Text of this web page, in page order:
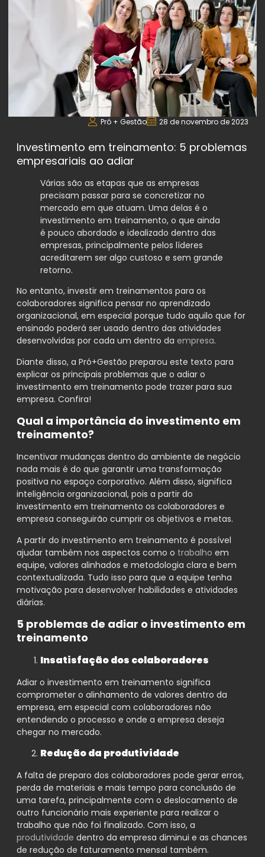
Pró + Gestão 28 de novembro de 2023
Investimento em treinamento: 5 problemas
empresariais ao adiar
Várias são as etapas que as empresas
precisam passar para se concretizar no
mercado em que atuam. Uma delas é o
investimento em treinamento, o que ainda
é pouco abordado e idealizado dentro das
empresas, principalmente pelos líderes
acreditarem ser algo custoso e sem grande
retorno.
No entanto, investir em treinamentos para os
colaboradores significa pensar no aprendizado
organizacional, em especial porque tudo aquilo que for
ensinado poderá ser usado dentro das atividades
desenvolvidas por cada um dentro da empresa.
Diante disso, a Pró+Gestão preparou este texto para
explicar os principais problemas que o adiar o
investimento em treinamento pode trazer para sua
empresa. Confira!
Qual a importância do investimento em
treinamento?
Incentivar mudanças dentro do ambiente de negócio
nada mais é do que garantir uma transformação
positiva no espaço corporativo. Além disso, significa
inteligência organizacional, pois a partir do
investimento em treinamento os colaboradores e
empresa conseguirão cumprir os objetivos e metas.
A partir do investimento em treinamento é possível
ajudar também nos aspectos como o trabalho em
equipe, valores alinhados e metodologia clara e bem
contextualizada. Tudo isso para que a equipe tenha
motivação para desenvolver habilidades e atividades
diárias.
5 problemas de adiar o investimento em
treinamento
Insatisfação dos colaboradores
Adiar o investimento em treinamento significa
comprometer o alinhamento de valores dentro da
empresa, em especial com colaboradores não
entendendo o processo e onde a empresa deseja
chegar no mercado.
Redução da produtividade
A falta de preparo dos colaboradores pode gerar erros,
perda de materiais e mais tempo para conclusão de
uma tarefa, principalmente com o deslocamento de
outro funcionário mais experiente para realizar o
trabalho que não foi finalizado. Com isso, a
produtividade dentro da empresa diminui e as chances
de redução de faturamento mensal também.